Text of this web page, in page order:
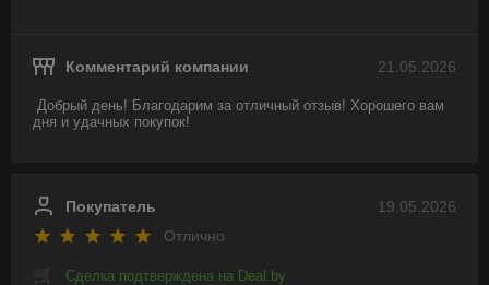
21.05.2026
Комментарий компании
Добрый день! Благодарим за отличный отзыв! Хорошего вам
дня и удачных покупок!
19.05.2026
Покупатель
Отлично
Сделка подтверждена на Deal.by